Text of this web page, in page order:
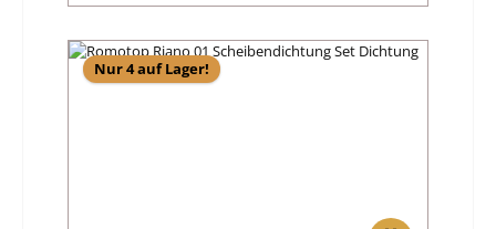
Nur 4 auf Lager!